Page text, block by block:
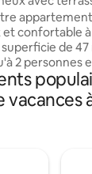
et confortable à
de 47
2 personnes
une visite
congé de
travail au calme.
vacances